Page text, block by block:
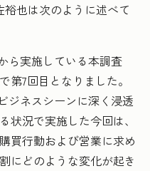
也は次のように述べて
から実施している本調査
第7回目となりました。
ジネスシーンに深く浸透
状況で実施した今回は、
買行動および営業に求め
にどのような変化が起き